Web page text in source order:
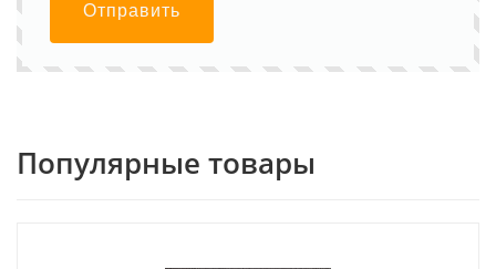
Отправить
Популярные товары